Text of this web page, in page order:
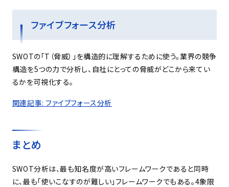
ファイブフォース分析
SWOTの「T（脅威）」を構造的に理解するために使う。業界の競争
構造を5つの力で分析し、自社にとっての脅威がどこから来てい
るかを可視化する。
関連記事: ファイブフォース分析
まとめ
SWOT分析は、最も知名度が高いフレームワークであると同時
に、最も「使いこなすのが難しい」フレームワークでもある。4象限